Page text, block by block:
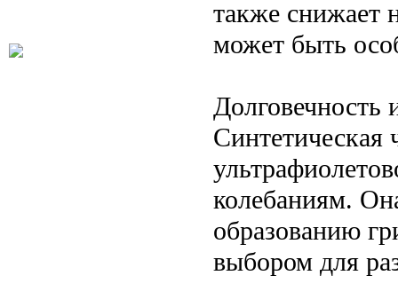
также снижает
может быть
Долговечность
Синтетическая
колебаниям.
образованию
выбором для